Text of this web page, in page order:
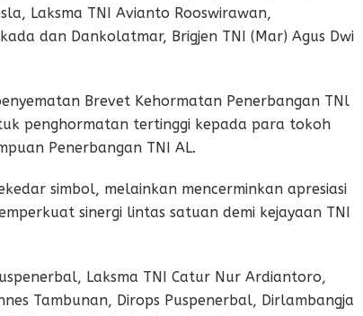
Laksma TNI Avianto Rooswirawan,
dan Dankolatmar, Brigjen TNI (Mar) Agus Dwi
Brevet Kehormatan Penerbangan TNl
penghormatan tertinggi kepada para tokoh
Penerbangan TNI AL.
simbol, melainkan mencerminkan apresiasi
sinergi lintas satuan demi kejayaan TNI
Laksma TNI Catur Nur Ardiantoro,
Tambunan, Dirops Puspenerbal, Dirlambangja